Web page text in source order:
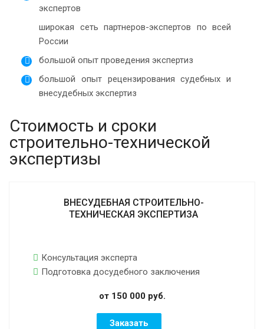
экспертов
широкая сеть партнеров-экспертов по всей
России
большой опыт проведения экспертиз
большой опыт рецензирования судебных и
внесудебных экспертиз
Стоимость и сроки
строительно-технической
экспертизы
ВНЕСУДЕБНАЯ СТРОИТЕЛЬНО-
ТЕХНИЧЕСКАЯ ЭКСПЕРТИЗА
Консультация эксперта
Подготовка досудебного заключения
от 150 000 руб.
Заказать